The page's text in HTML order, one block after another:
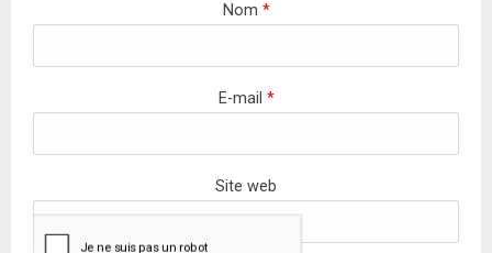
Nom *
E-mail *
Site web